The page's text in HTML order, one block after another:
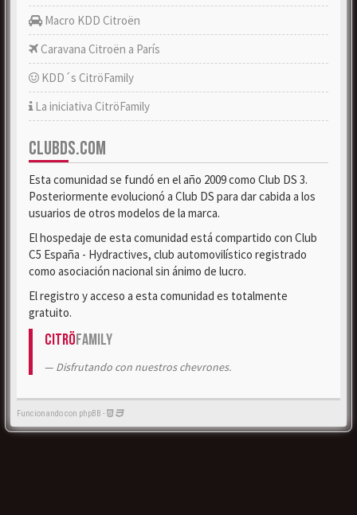
Macro KDD Citroën
Caravana Citroën a París
KDD´s CitröFamily
La iniciativa CitröFamily
CLUBDS.COM
Esta comunidad se fundó en el año 2009 como Club DS 3.
Posteriormente evolucionó a Club DS para dar cabida a los
usuarios de otros modelos de la marca.
El hospedaje de esta comunidad está compartido con Club
C5 España - Hydractives, club automovilístico registrado
como asociación nacional sin ánimo de lucro.
El registro y acceso a esta comunidad es totalmente
gratuito.
CitröFamily
Disfrutando con nuestros chevrones.
Funcionando con phpBB -